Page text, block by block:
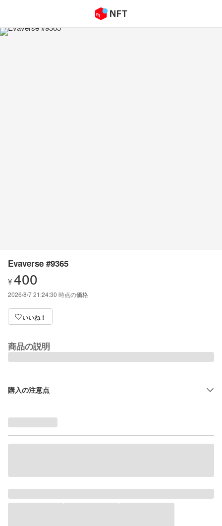
Evaverse #9365
¥400
2026/8/7 21:24:30 時点の価格
いいね！
商品の説明
購入の注意点